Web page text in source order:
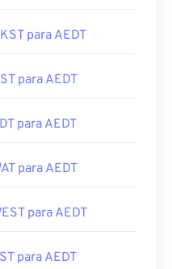
para AEDT
para AEDT
para AEDT
para AEDT
para AEDT
para AEDT